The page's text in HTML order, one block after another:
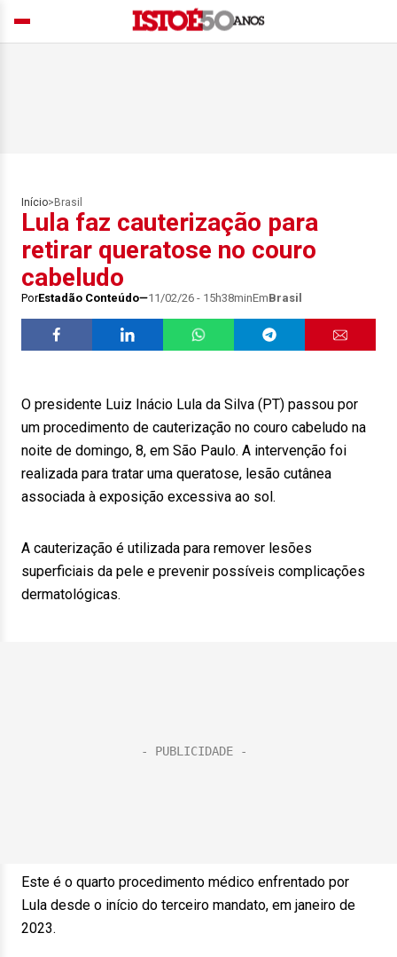
Início> Brasil
Lula faz cauterização para
retirar queratose no couro
cabeludo
PorEstadão Conteúdo 11/02/26 - 15h38minEmBrasil
O presidente Luiz Inácio Lula da Silva (PT) passou por
um procedimento de cauterização no couro cabeludo na
noite de domingo, 8, em São Paulo. A intervenção foi
realizada para tratar uma queratose, lesão cutânea
associada à exposição excessiva ao sol.
A cauterização é utilizada para remover lesões
superficiais da pele e prevenir possíveis complicações
dermatológicas.
Este é o quarto procedimento médico enfrentado por
Lula desde o início do terceiro mandato, em janeiro de
2023.